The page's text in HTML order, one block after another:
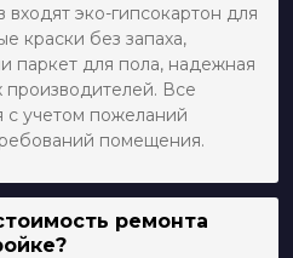
входят эко-гипсокартон для
краски без запаха,
паркет для пола, надежная
производителей. Все
учетом пожеланий
помещения.
ремонта